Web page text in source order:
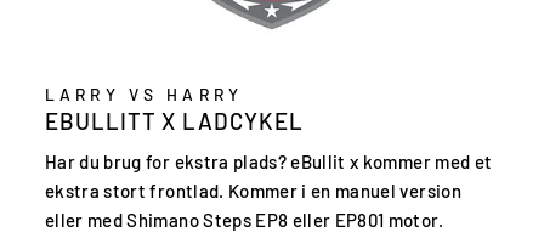
LARRY VS HARRY
EBULLITT X LADCYKEL
Har du brug for ekstra plads? eBullit x kommer med et
ekstra stort frontlad. Kommer i en manuel version
eller med Shimano Steps EP8 eller EP801 motor.